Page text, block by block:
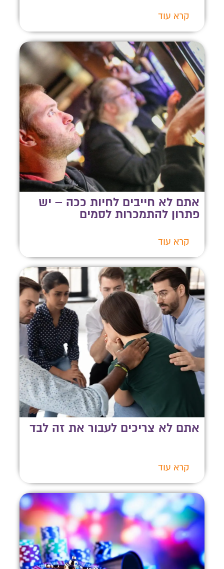
צרו איתנו קשר
השאירו פרטים ונחזור אליכם לשיחת יעוץ אנונימית
קרא עוד
אתם לא חייבים לחיות ככה – יש
פתרון להתמכרות לסמים
קרא עוד
אתם לא צריכים לעבור את זה לבד
קרא עוד